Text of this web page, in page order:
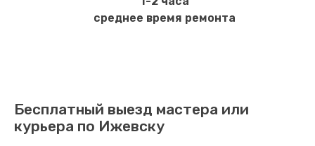
Ремонт гидросистемы
820 руб.
среднее время ремонта
Бесплатный выезд мастера или
курьера по Ижевску